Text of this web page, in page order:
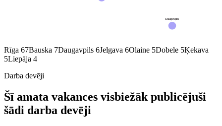
Daugavpils
Rīga 67Bauska 7Daugavpils 6Jelgava 6Olaine 5Dobele 5Ķekava
5Liepāja 4
Darba devēji
Šī amata vakances visbiežāk publicējuši
šādi darba devēji